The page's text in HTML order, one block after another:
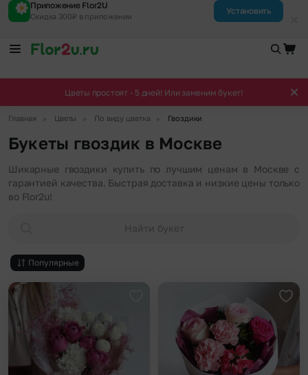
Приложение Flor2U
Скидка 300₽ в приложении
Установить
Цветы простоят - 5 дней! Или заменим букет!
Главная Цветы По виду цветка Гвоздики
Букеты гвоздик в Москве
Шикарные гвоздики купить по лучшим ценам в Москве с
гарантией качества. Быстрая доставка и низкие цены только
во Flor2u!
Найти букет
Популярные
Добавить в избранное